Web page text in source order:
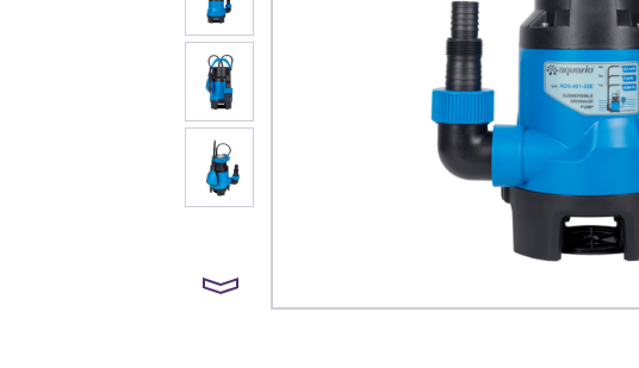
Специализированным магазинам
Застройщикам
Снабженцам и подрядным организациям
Монтажным бригадам
Предприятиям и юр.лицам
О компании
История компании